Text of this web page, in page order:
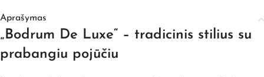
Aprašymas
„Bodrum De Luxe“ – tradicinis stilius su
prabangiu pojūčiu